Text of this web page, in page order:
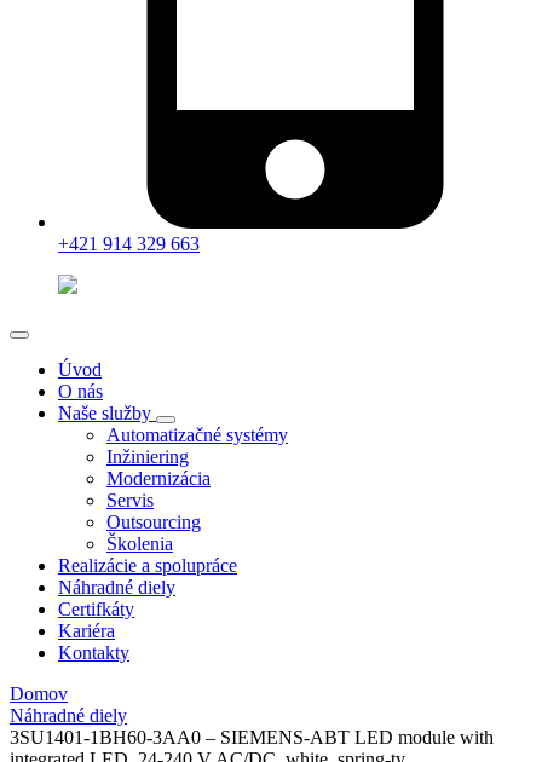
+421 914 329 663
Úvod
O nás
Naše služby
Automatizačné systémy
Inžiniering
Modernizácia
Servis
Outsourcing
Školenia
Realizácie a spolupráce
Náhradné diely
Certifkáty
Kariéra
Kontakty
Domov
Náhradné diely
3SU1401-1BH60-3AA0 – SIEMENS-ABT LED module with